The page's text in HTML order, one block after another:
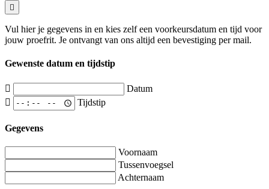
Vul hier je gegevens in en kies zelf een voorkeursdatum en tijd voor
jouw proefrit. Je ontvangt van ons altijd een bevestiging per mail.
Gewenste datum en tijdstip
Datum
Tijdstip
Gegevens
Voornaam
Tussenvoegsel
Achternaam